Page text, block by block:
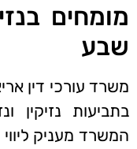
מומחים
שבע
משרד עורכי דין
בתביעות נזיקין
המשרד מעניק